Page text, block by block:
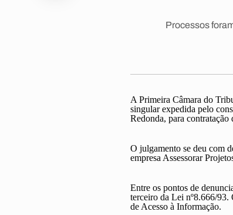
Processos
A Primeira Câmara do
singular expedida pelo
Redonda, para contratação
O julgamento se deu com
empresa Assessorar
Entre os pontos de
terceiro da Lei nº8.666/93.
de Acesso à Informação.